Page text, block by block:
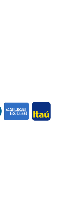
american itau